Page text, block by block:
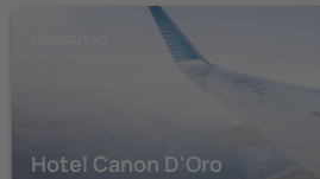
Hotel Canon D'Oro